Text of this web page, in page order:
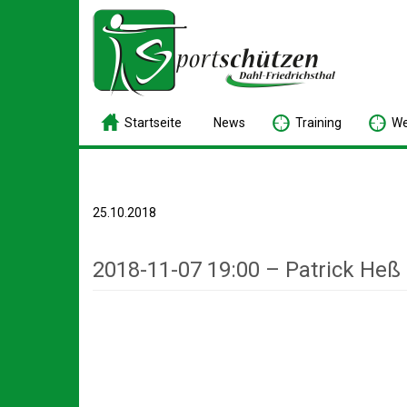
Startseite News Training W
25.10.2018
2018-11-07 19:00 – Patrick Heß